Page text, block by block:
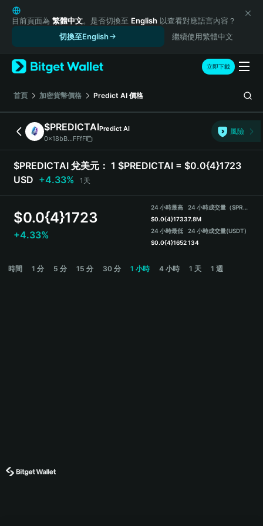
English
日本語
Русский
Español (Latinoamérica)
Türkçe
Italiano
Deutsch
简体中文
繁體中文
Português (Portugal)
Bahasa Indonesia
Español
目前頁面為 繁體中文。是否切換至 English 以查看對應語言內容？
切換至English
繼續使用繁體中文
立即下載
首頁 加密貨幣價格 Predict AI 價格
$PREDICTAIPredict AI
0x18bB...FFfF
風險
$PREDICTAI 兌美元： 1 $PREDICTAI = $0.0{4}1723
USD +4.33% 1天
$0.0{4}1723
+4.33%
24 小時最高
$0.0{4}1733
24 小時最低
$0.0{4}1652
24 小時成交量（$PREDICTAI）
7.8M
24 小時成交量(USDT)
134
時間 1 分 5 分 15 分 30 分 1 小時 4 小時 1 天 1 週